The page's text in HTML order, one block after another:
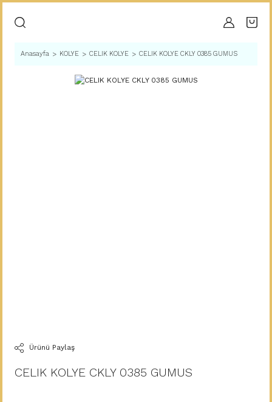
Anasayfa KOLYE CELIK KOLYE CELIK KOLYE CKLY 0385 GUMUS
Ürünü Paylaş
CELIK KOLYE CKLY 0385 GUMUS